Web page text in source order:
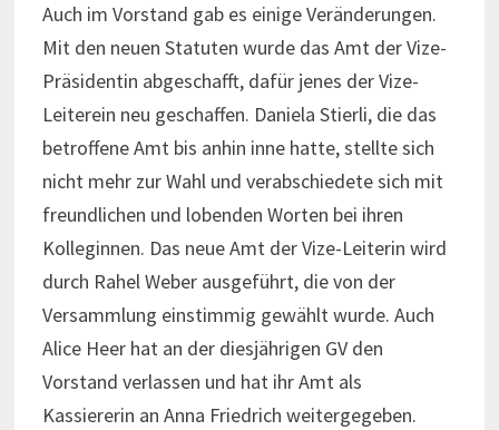
Auch im Vorstand gab es einige Veränderungen.
Mit den neuen Statuten wurde das Amt der Vize-
Präsidentin abgeschafft, dafür jenes der Vize-
Leiterein neu geschaffen. Daniela Stierli, die das
betroffene Amt bis anhin inne hatte, stellte sich
nicht mehr zur Wahl und verabschiedete sich mit
freundlichen und lobenden Worten bei ihren
Kolleginnen. Das neue Amt der Vize-Leiterin wird
durch Rahel Weber ausgeführt, die von der
Versammlung einstimmig gewählt wurde. Auch
Alice Heer hat an der diesjährigen GV den
Vorstand verlassen und hat ihr Amt als
Kassiererin an Anna Friedrich weitergegeben.